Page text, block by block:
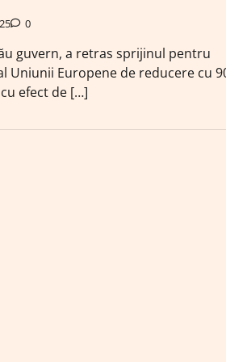
0
guvern, a retras sprijinul pentru
Uniunii Europene de reducere cu
efect de […]